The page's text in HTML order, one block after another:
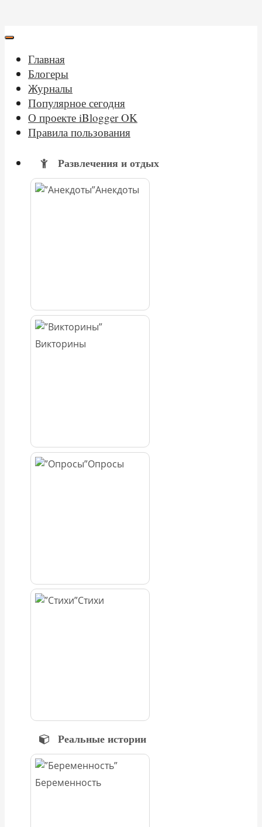
Главная
Блогеры
Журналы
Популярное сегодня
О проекте iBlogger OK
Правила пользования
Развлечения и отдых
Анекдоты
Викторины
Опросы
Стихи
Реальные истории
Беременность